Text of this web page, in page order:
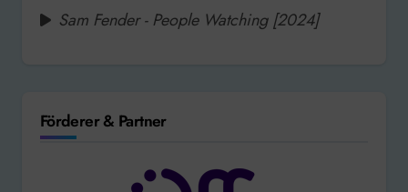
Sam Fender - People Watching [2024]
Förderer & Partner